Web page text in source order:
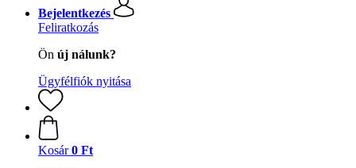
Bejelentkezés
Feliratkozás
Ön új nálunk?
Ügyfélfiók nyitása
Kosár 0 Ft